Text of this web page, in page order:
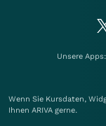
Unsere Apps:
Wenn Sie Kursdaten,
Ihnen ARIVA gerne.